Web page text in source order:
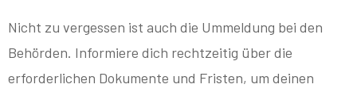
Nicht zu vergessen ist auch die Ummeldung bei den
Behörden. Informiere dich rechtzeitig über die
erforderlichen Dokumente und Fristen, um deinen